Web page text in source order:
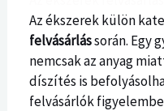
Az ékszerek külön
felvásárlássorán. Egy
nemcsak az anyag
díszítés is
felvásárlók